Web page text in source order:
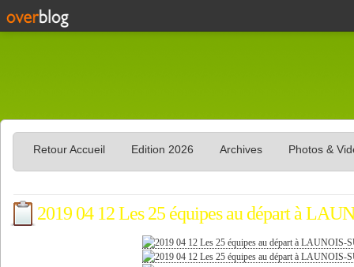
Retour Accueil Edition 2026 Archives Photos &
2019 04 12 Les 25 équipes au départ à